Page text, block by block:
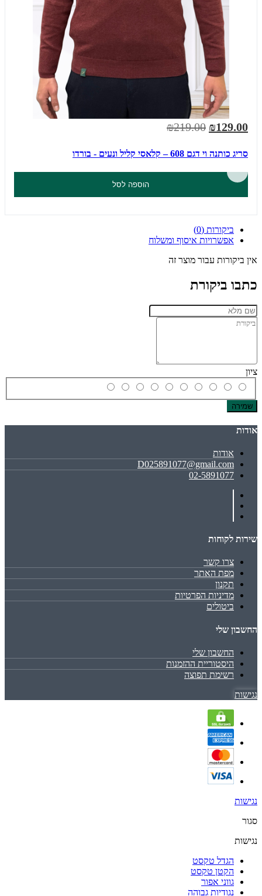
₪129.00
₪219.00
סריג כותנה וי דגם 608 – קלאסי קליל ונעים - בורדו
הוספה לסל
ביקורות (0)
אפשרויות איסוף ומשלוח
אין ביקורות עבור מוצר זה
כתבו ביקורת
ציון
שמירה
אודות
אודות
D025891077@gmail.com
02-5891077
שירות לקוחות
צרו קשר
מפת האתר
תקנון
מדיניות הפרטיות
ביטולים
החשבון שלי
החשבון שלי
היסטוריית ההזמנות
רשימת תפוצה
נגישות
נגישות
סגור
נגישות
הגדל טקסט
הקטן טקסט
גווני אפור
נגודיות גבוהה